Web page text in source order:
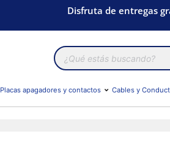
Disfruta de entregas
Búsqueda
de
productos
Placas apagadores y contactos Cables y